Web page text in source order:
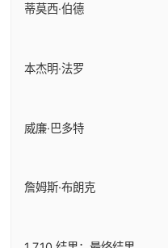
蒂莫西·伯德
本杰明·法罗
威廉·巴多特
詹姆斯·布朗克